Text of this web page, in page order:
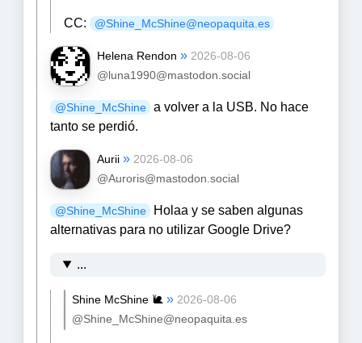
CC: @Shine_McShine@neopaquita.es
Helena Rendon » 2026-08-06
@luna1990@mastodon.social
@Shine_McShine
a volver a la USB. No hace
tanto se perdió.
Aurii » 2026-08-06
@Auroris@mastodon.social
@Shine_McShine
Holaa y se saben algunas
alternativas para no utilizar Google Drive?
...
Shine McShine 🐌 » 2026-08-06
@Shine_McShine@neopaquita.es